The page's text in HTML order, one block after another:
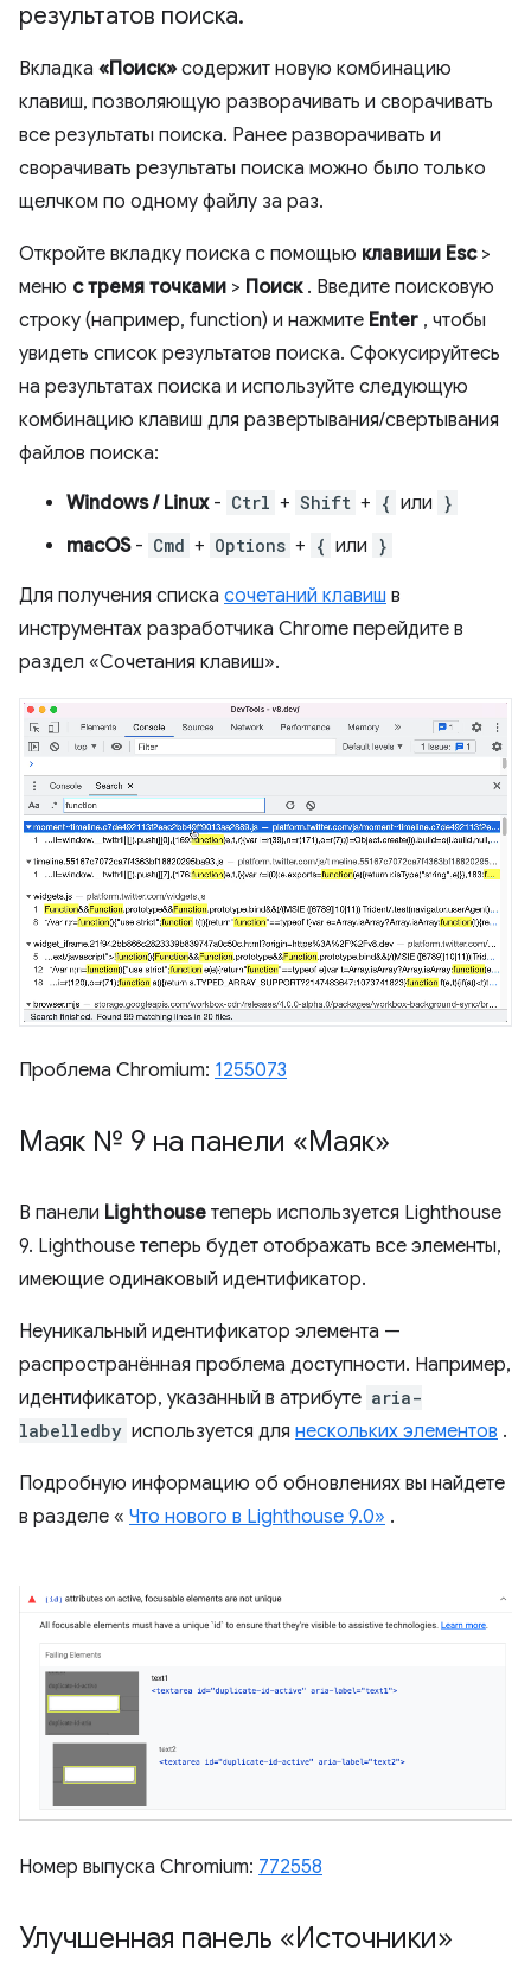
результатов поиска.
Вкладка «Поиск» содержит новую комбинацию
клавиш, позволяющую разворачивать и сворачивать
все результаты поиска. Ранее разворачивать и
сворачивать результаты поиска можно было только
щелчком по одному файлу за раз.
Откройте вкладку поиска с помощью клавиши Esc>
меню с тремя точками > Поиск. Введите поисковую
строку (например, function) и нажмите Enter , чтобы
увидеть список результатов поиска. Сфокусируйтесь
на результатах поиска и используйте следующую
комбинацию клавиш для развертывания/свертывания
файлов поиска:
Windows / Linux- Ctrl + Shift + { или }
macOS- Cmd + Options + { или }
Для получения списка сочетаний клавиш в
инструментах разработчика Chrome перейдите в
раздел «Сочетания клавиш».
Проблема Chromium: 1255073
Маяк № 9 на панели «Маяк»
В панели Lighthouse теперь используется Lighthouse
9. Lighthouse теперь будет отображать все элементы,
имеющие одинаковый идентификатор.
Неуникальный идентификатор элемента —
распространённая проблема доступности. Например,
идентификатор, указанный в атрибуте aria-
labelledby используется для нескольких элементов .
Подробную информацию об обновлениях вы найдете
в разделе « Что нового в Lighthouse 9.0» .
Номер выпуска Chromium: 772558
Улучшенная панель «Источники»